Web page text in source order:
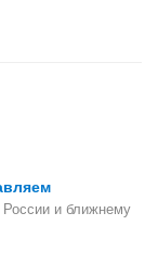
России и ближнему